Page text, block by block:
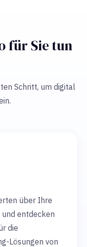
für Sie tun
Schritt, um digital
über Ihre
entdecken
die
Lösungen von